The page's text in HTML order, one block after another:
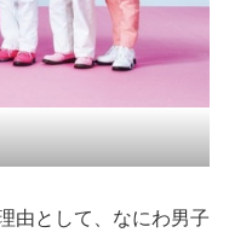
由として、なにわ男子